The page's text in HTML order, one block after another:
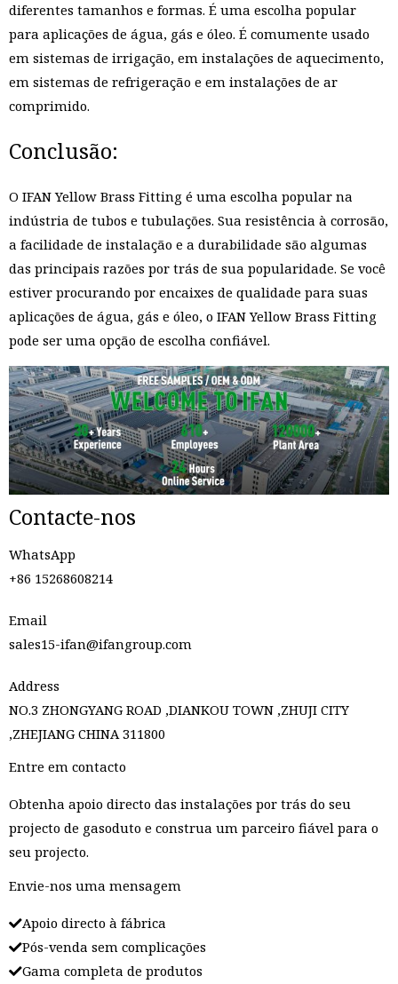
diferentes tamanhos e formas. É uma escolha popular
para aplicações de água, gás e óleo. É comumente usado
em sistemas de irrigação, em instalações de aquecimento,
em sistemas de refrigeração e em instalações de ar
comprimido.
Conclusão:
O IFAN Yellow Brass Fitting é uma escolha popular na
indústria de tubos e tubulações. Sua resistência à corrosão,
a facilidade de instalação e a durabilidade são algumas
das principais razões por trás de sua popularidade. Se você
estiver procurando por encaixes de qualidade para suas
aplicações de água, gás e óleo, o IFAN Yellow Brass Fitting
pode ser uma opção de escolha confiável.
Contacte-nos
WhatsApp
+86 15268608214
Email
sales15-ifan@ifangroup.com
Address
NO.3 ZHONGYANG ROAD ,DIANKOU TOWN ,ZHUJI CITY
,ZHEJIANG CHINA 311800
Entre em contacto
Obtenha apoio directo das instalações por trás do seu
projecto de gasoduto e construa um parceiro fiável para o
seu projecto.
Envie-nos uma mensagem
Apoio directo à fábrica
Pós-venda sem complicações
Gama completa de produtos